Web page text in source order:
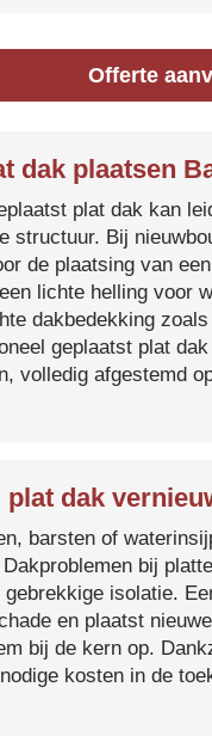
Offerte
dak plaatsen
plat dak kan
structuur. Bij
de plaatsing van een
lichte helling voor
dakbedekking
geplaatst plat
volledig afgestemd
plat dak
barsten of
bij
isolatie.
en plaatst
bij de kern op.
kosten in de